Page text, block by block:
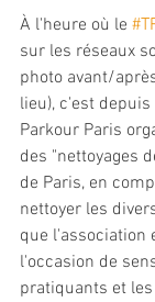
À l'heure où le
sur les réseaux
photo avant/
lieu), c'est
Parkour Paris
des "nettoyages
de Paris, en
nettoyer les
que l'association
l'occasion de
pratiquants et